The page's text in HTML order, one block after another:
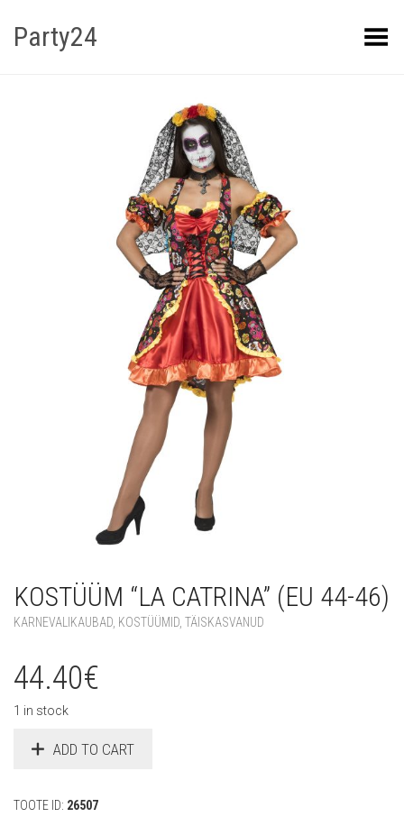
Party24 Kuva menüü
KOSTÜÜM “LA CATRINA” (EU 44-46)
KARNEVALIKAUBAD KOSTÜÜMID TÄISKASVANUD
44.40€
1 in stock
ADD TO CART
TOOTE ID: 26507